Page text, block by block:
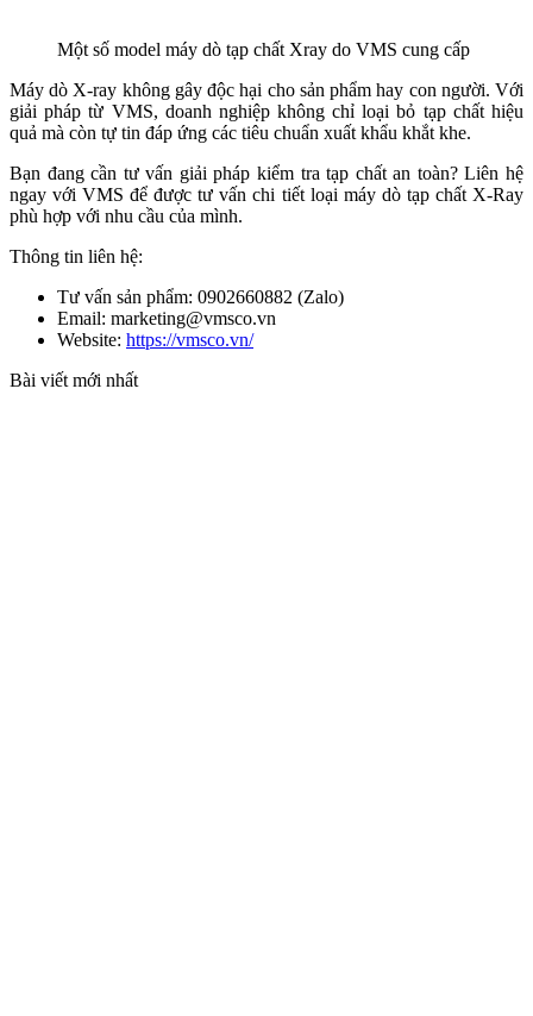
Một số model máy dò tạp chất Xray do VMS cung cấp
Máy dò X-ray không gây độc hại cho sản phẩm hay con người. Với
giải pháp từ VMS, doanh nghiệp không chỉ loại bỏ tạp chất hiệu
quả mà còn tự tin đáp ứng các tiêu chuẩn xuất khẩu khắt khe.
Bạn đang cần tư vấn giải pháp kiểm tra tạp chất an toàn? Liên hệ
ngay với VMS để được tư vấn chi tiết loại máy dò tạp chất X-Ray
phù hợp với nhu cầu của mình.
Thông tin liên hệ:
Tư vấn sản phẩm: 0902660882 (Zalo)
Email: marketing@vmsco.vn
Website: https://vmsco.vn/
Bài viết mới nhất